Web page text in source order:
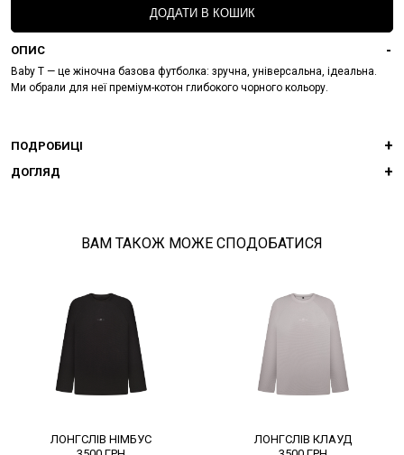
ДОДАТИ В КОШИК
ОПИС
Baby T — це жіночна базова футболка: зручна, універсальна, ідеальна.
Ми обрали для неї преміум-котон глибокого чорного кольору.
ПОДРОБИЦІ
ДОГЛЯД
ВАМ ТАКОЖ МОЖЕ СПОДОБАТИСЯ
ЛОНГСЛІВ НІМБУС
ЛОНГСЛІВ КЛАУД